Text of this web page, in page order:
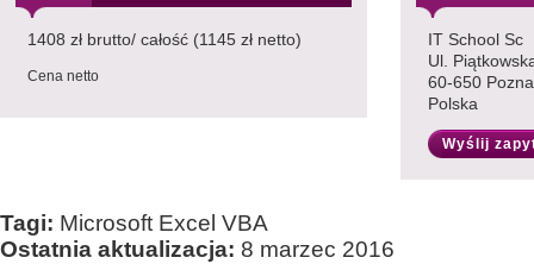
1408 zł brutto/ całość (1145 zł netto)
Cena netto
IT School Sc
Ul.
60-650
Polska
Wyślij
Tagi: Microsoft Excel VBA
Ostatnia aktualizacja: 8 marzec 2016